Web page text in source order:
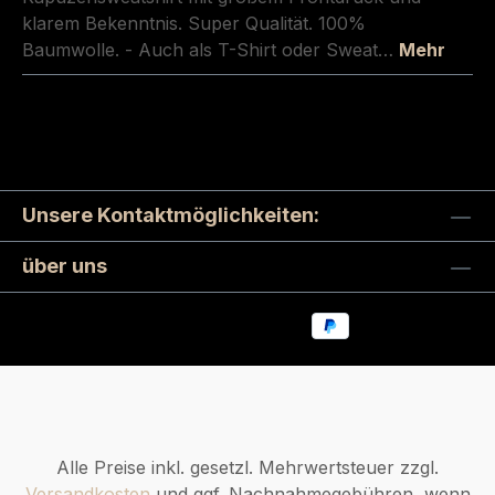
klarem Bekenntnis. Super Qualität. 100%
Baumwolle. - Auch als T-Shirt oder Sweat… Mehr
Unsere Kontaktmöglichkeiten:
über uns
Alle Preise inkl. gesetzl. Mehrwertsteuer zzgl.